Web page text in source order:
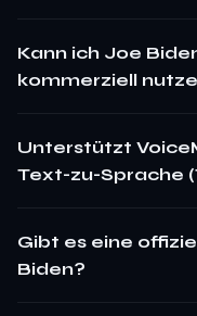
Kann ich Joe
kommerziell
Unterstützt
Text-zu-Sprache
Gibt es eine
Biden?